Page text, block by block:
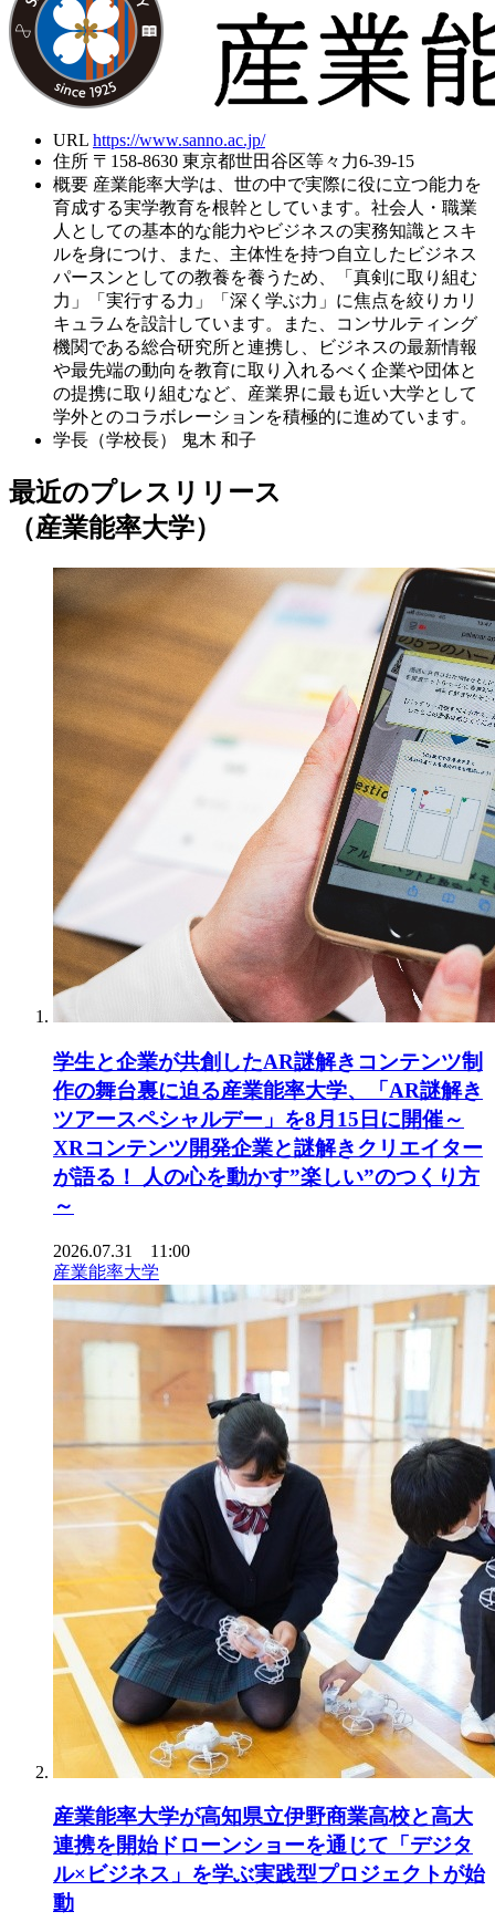
URL https://www.sanno.ac.jp/
住所 〒158-8630 東京都世田谷区等々力6-39-15
概要 産業能率大学は、世の中で実際に役に立つ能力を
育成する実学教育を根幹としています。社会人・職業
人としての基本的な能力やビジネスの実務知識とスキ
ルを身につけ、また、主体性を持つ自立したビジネス
パースンとしての教養を養うため、「真剣に取り組む
力」「実行する力」「深く学ぶ力」に焦点を絞りカリ
キュラムを設計しています。また、コンサルティング
機関である総合研究所と連携し、ビジネスの最新情報
や最先端の動向を教育に取り入れるべく企業や団体と
の提携に取り組むなど、産業界に最も近い大学として
学外とのコラボレーションを積極的に進めています。
学長（学校長）
鬼木 和子
最近のプレスリリース
（産業能率大学）
学生と企業が共創したAR謎解きコンテンツ制
作の舞台裏に迫る産業能率大学、「AR謎解き
ツアースペシャルデー」を8月15日に開催～
XRコンテンツ開発企業と謎解きクリエイター
が語る！ 人の心を動かす”楽しい”のつくり方
～
2026.07.31 11:00
産業能率大学
産業能率大学が高知県立伊野商業高校と高大
連携を開始ドローンショーを通じて「デジタ
ル×ビジネス」を学ぶ実践型プロジェクトが始
動